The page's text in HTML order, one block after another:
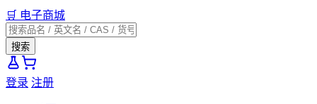
🛒 电子商城
搜索
登录 注册